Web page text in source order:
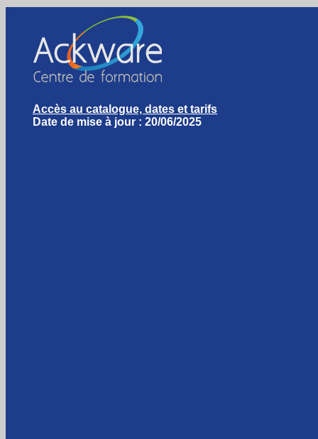
Accès au catalogue, dates et tarifs
Date de mise à jour : 20/06/2025